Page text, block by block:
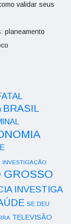
validar seus
planeamento
BRASIL
INVESTIGAÇÃO
GROSSO
INVESTIGA
SE DEU
TELEVISÃO